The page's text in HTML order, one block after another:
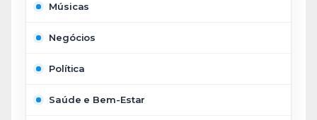
Músicas
Negócios
Política
Saúde e Bem-Estar